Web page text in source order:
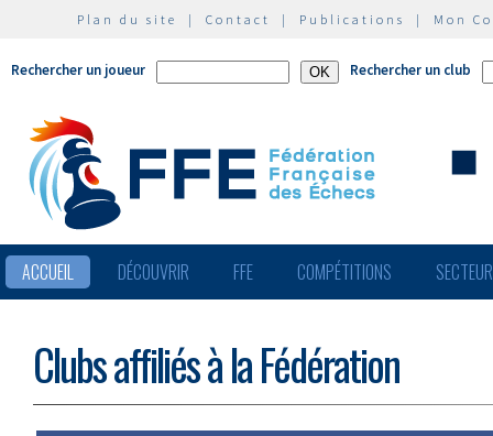
Plan du site | Contact | Publications | Mon
Rechercher un joueur Rechercher un club
ACCUEIL DÉCOUVRIR FFE COMPÉTITIONS
Clubs affiliés à la Fédération